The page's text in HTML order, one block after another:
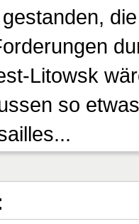
Litowsk
so